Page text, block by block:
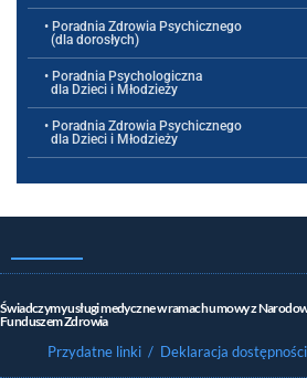
• Poradnia Zdrowia Psychicznego
(dla dorosłych)
• Poradnia Psychologiczna
dla Dzieci i Młodzieży
• Poradnia Zdrowia Psychicznego
dla Dzieci i Młodzieży
Świadczymy usługi medyczne w ramach umowy z
Funduszem Zdrowia
Przydatne linki / Deklaracja dostępności